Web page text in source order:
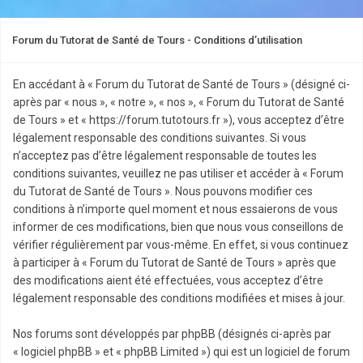
Forum du Tutorat de Santé de Tours - Conditions d’utilisation
En accédant à « Forum du Tutorat de Santé de Tours » (désigné ci-
après par « nous », « notre », « nos », « Forum du Tutorat de Santé
de Tours » et « https://forum.tutotours.fr »), vous acceptez d’être
légalement responsable des conditions suivantes. Si vous
n’acceptez pas d’être légalement responsable de toutes les
conditions suivantes, veuillez ne pas utiliser et accéder à « Forum
du Tutorat de Santé de Tours ». Nous pouvons modifier ces
conditions à n’importe quel moment et nous essaierons de vous
informer de ces modifications, bien que nous vous conseillons de
vérifier régulièrement par vous-même. En effet, si vous continuez
à participer à « Forum du Tutorat de Santé de Tours » après que
des modifications aient été effectuées, vous acceptez d’être
légalement responsable des conditions modifiées et mises à jour.
Nos forums sont développés par phpBB (désignés ci-après par
« logiciel phpBB » et « phpBB Limited ») qui est un logiciel de forum